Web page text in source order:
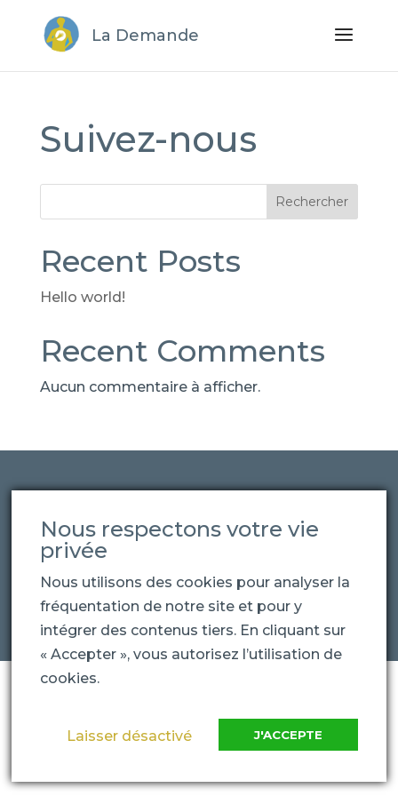
La Demande
Suivez-nous
Rechercher
Recent Posts
Hello world!
Recent Comments
Aucun commentaire à afficher.
Nous respectons votre vie
privée
Nous utilisons des cookies pour analyser la
fréquentation de notre site et pour y
intégrer des contenus tiers. En cliquant sur
« Accepter », vous autorisez l’utilisation de
cookies.
J'ACCEPTE
Laisser désactivé